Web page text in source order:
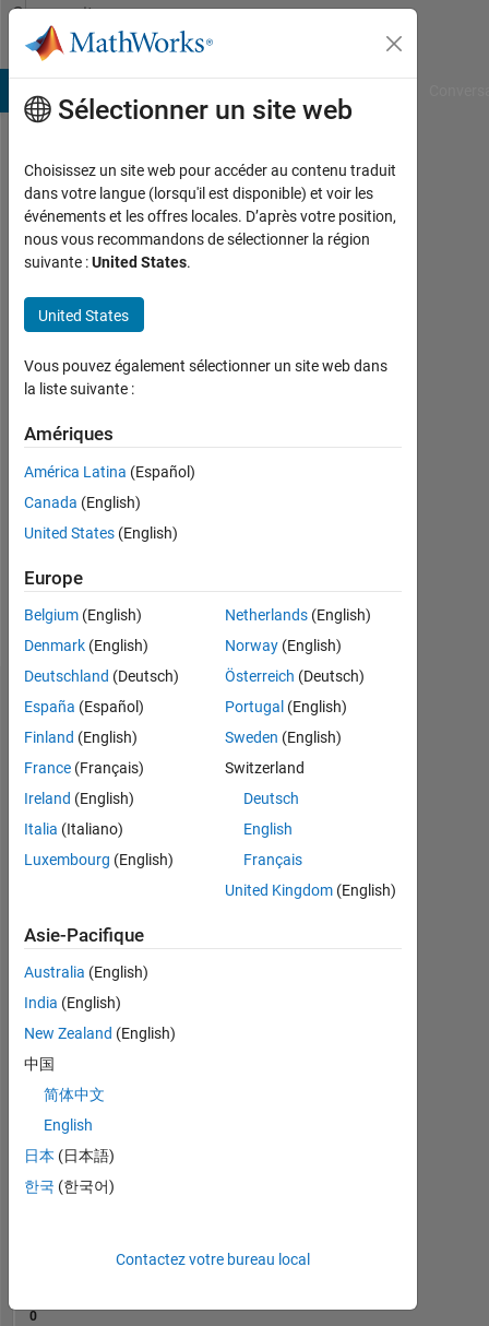
Passer au contenu
Community
Profile
Gian23
Last
seen:
8
jours
il y a
Actif
depuis
0
Following:
Follow
Tableau de bord
All Cody
CONTRIBUTIONS 10
0
5
10
20
30
RANG
125
0
Sélectionner un site web
Choisissez un site web pour accéder au contenu traduit
dans votre langue (lorsqu'il est disponible) et voir les
événements et les offres locales. D’après votre position,
nous vous recommandons de sélectionner la région
suivante :United States.
United States
Vous pouvez également sélectionner un site web dans
la liste suivante :
Amériques
América Latina (Español)
Canada (English)
United States (English)
Europe
Belgium (English)
Denmark (English)
Deutschland (Deutsch)
España (Español)
Finland (English)
France (Français)
Ireland (English)
Italia (Italiano)
Luxembourg (English)
Netherlands(English)
Norway(English)
Österreich (Deutsch)
Portugal (English)
Sweden (English)
Switzerland
Deutsch
English
Français
United Kingdom(English)
Asie-Pacifique
Australia (English)
India (English)
New Zealand (English)
中国
简体中文
English
日本 (日本語)
한국 (한국어)
Contactez votre bureau local